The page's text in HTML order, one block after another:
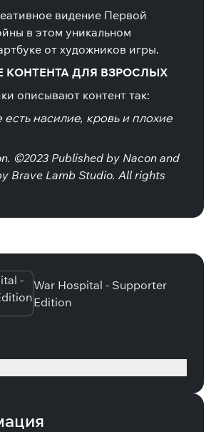
видение Первой
в этом уникальном
от художников игры.
КОНТЕНТА ДЛЯ ВЗРОСЛЫХ
описывают контент так:
есть насилие, кровь и плохие
©2023 Published by Nacon and
Brave Lamb Studio. All rights
War Hospital - Supporter
Edition